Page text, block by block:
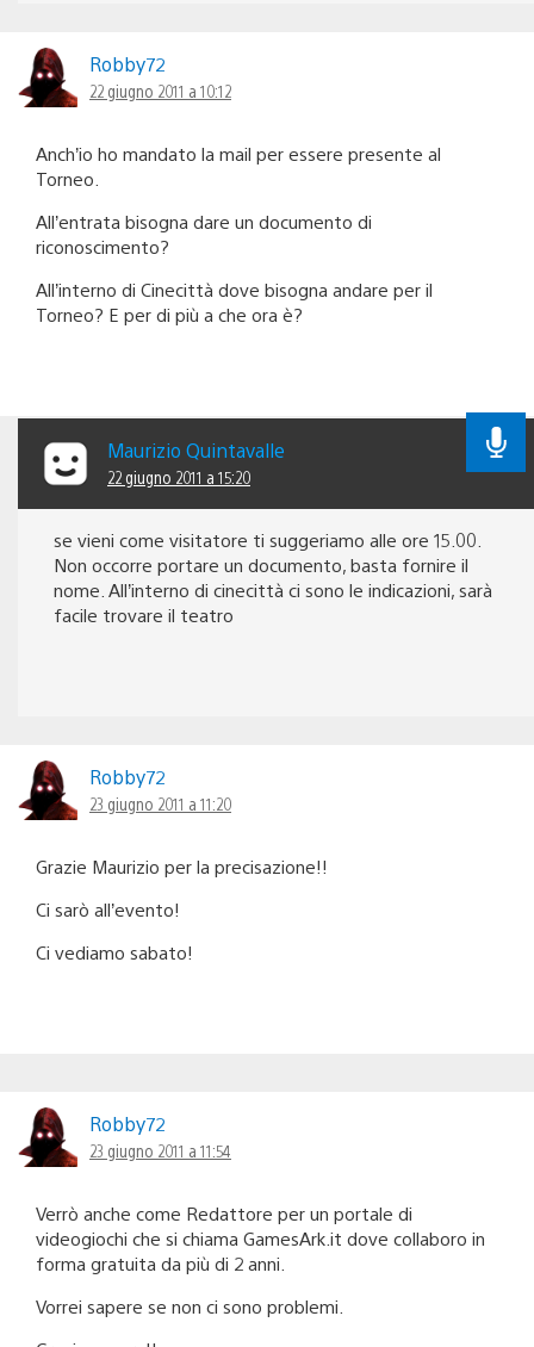
Robby72
22 giugno 2011 a 10:12
Anch’io ho mandato la mail per essere presente al
Torneo.
All’entrata bisogna dare un documento di
riconoscimento?
All’interno di Cinecittà dove bisogna andare per il
Torneo? E per di più a che ora è?
Maurizio Quintavalle
22 giugno 2011 a 15:20
se vieni come visitatore ti suggeriamo alle ore 15.00.
Non occorre portare un documento, basta fornire il
nome. All’interno di cinecittà ci sono le indicazioni, sarà
facile trovare il teatro
Robby72
23 giugno 2011 a 11:20
Grazie Maurizio per la precisazione!!
Ci sarò all’evento!
Ci vediamo sabato!
Robby72
23 giugno 2011 a 11:54
Verrò anche come Redattore per un portale di
videogiochi che si chiama GamesArk.it dove collaboro in
forma gratuita da più di 2 anni.
Vorrei sapere se non ci sono problemi.